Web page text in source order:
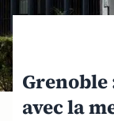
Grenoble
avec la